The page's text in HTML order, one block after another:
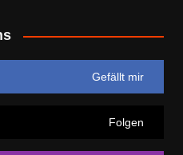
Gefällt mir
Folgen